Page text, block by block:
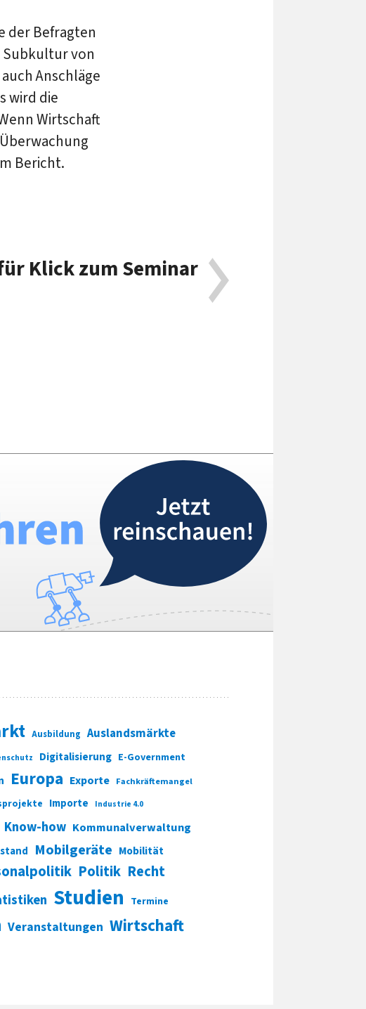
der Befragten
Subkultur von
Anschläge
wird die
Wirtschaft
Bericht.
Klick zum Seminar
Ausbildung Auslandsmärkte
Digitalisierung E-Government
Europa Exporte Fachkräftemangel
Importe Industrie 4.0
Know-how Kommunalverwaltung
Mobilgeräte Mobilität
Politik Recht
Studien Termine
Veranstaltungen Wirtschaft